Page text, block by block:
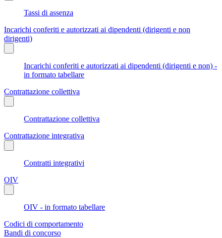
Tassi di assenza
Incarichi conferiti e autorizzati ai dipendenti (dirigenti e non
dirigenti)
Incarichi conferiti e autorizzati ai dipendenti (dirigenti e non) -
in formato tabellare
Contrattazione collettiva
Contrattazione collettiva
Contrattazione integrativa
Contratti integrativi
OIV
OIV - in formato tabellare
Codici di comportamento
Bandi di concorso